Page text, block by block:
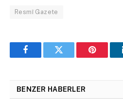
Resmî Gazete
FacebookTwitter Pinterest
BENZER HABERLER